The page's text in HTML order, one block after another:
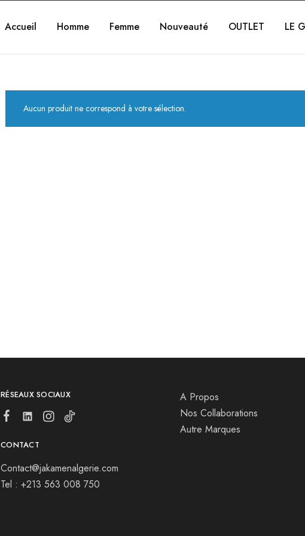
Accueil Homme Femme Nouveauté OUTLET LE
Aucun produit ne correspond à votre sélection.
RÉSEAUX SOCIAUX
CONTACT
Contact@jakamenalgerie.com
Tel : +213 563 008 750
A Propos
Nos Collaborations
Autre Marques